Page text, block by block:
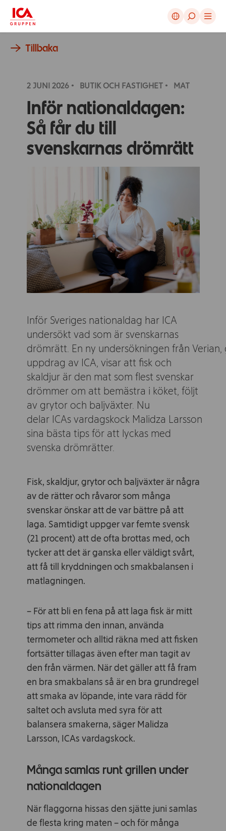
Avbryt
Tillbaka
2 JUNI 2026 BUTIK OCH FASTIGHET MAT
Inför nationaldagen:
Så får du till
svenskarnas drömrätt
Inför Sveriges nationaldag har ICA
undersökt vad som är svenskarnas
drömrätt. En ny undersökningen från
uppdrag av ICA, visar att fisk och
skaldjur är den mat som flest svenskar
drömmer om att bemästra i köket, följt
av grytor och baljväxter. Nu
delar ICAs vardagskock Malidza Larsson
sina bästa tips för att lyckas med
svenska drömrätter.
Fisk, skaldjur, grytor och baljväxter är några
av de rätter och råvaror som många
svenskar önskar att de var bättre på att
laga. Samtidigt uppger var femte svensk
(21 procent) att de ofta brottas med, och
tycker att det är ganska eller väldigt svårt,
att få till kryddningen och smakbalansen i
matlagningen.
– För att bli en fena på att laga fisk är mitt
tips att rimma den innan, använda
termometer och alltid räkna med att fisken
fortsätter tillagas även efter man tagit av
den från värmen. När det gäller att få fram
en bra smakbalans så är en bra grundregel
att smaka av löpande, inte vara rädd för
saltet och avsluta med syra för att
balansera smakerna, säger Malidza
Larsson, ICAs vardagskock.
Många samlas runt grillen under
nationaldagen
När flaggorna hissas den sjätte juni samlas
de flesta kring maten – och för många